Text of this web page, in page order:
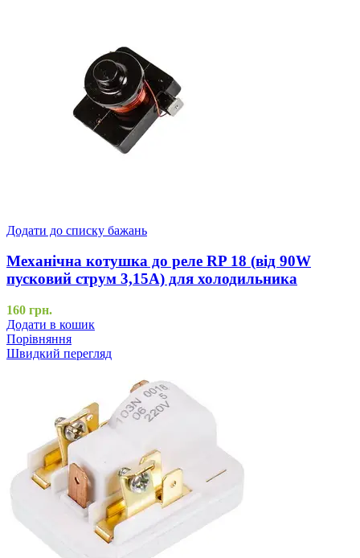
Додати до списку бажань
Механічна котушка до реле RP 18 (від 90W
пусковий струм 3,15A) для холодильника
160 грн.
Додати в кошик
Порівняння
Швидкий перегляд